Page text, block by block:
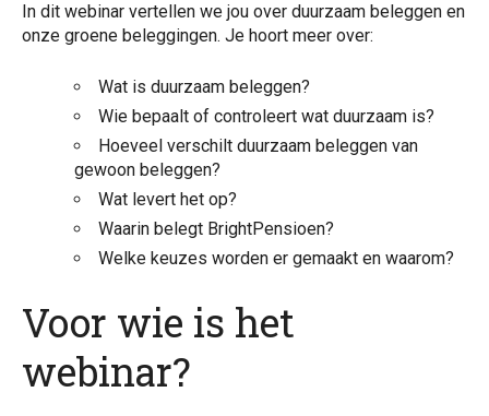
In dit webinar vertellen we jou over duurzaam beleggen en
onze groene beleggingen. Je hoort meer over:
Wat is duurzaam beleggen?
Wie bepaalt of controleert wat duurzaam is?
Hoeveel verschilt duurzaam beleggen van
gewoon beleggen?
Wat levert het op?
Waarin belegt BrightPensioen?
Welke keuzes worden er gemaakt en waarom?
Voor wie is het
webinar?